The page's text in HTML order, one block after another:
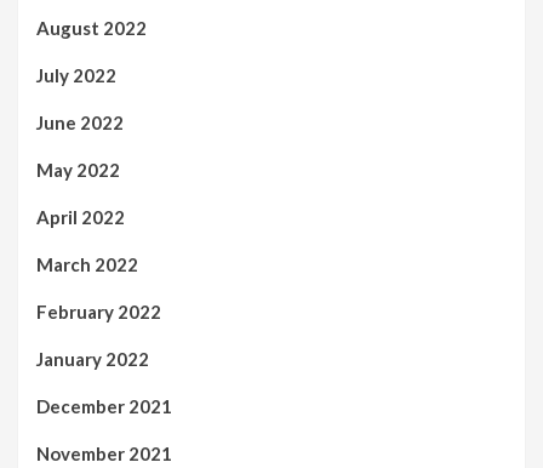
August 2022
July 2022
June 2022
May 2022
April 2022
March 2022
February 2022
January 2022
December 2021
November 2021